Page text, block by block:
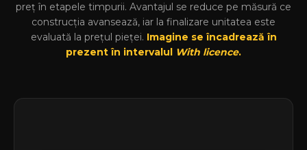
preț în etapele timpurii. Avantajul se reduce pe măsură ce
construcția avansează, iar la finalizare unitatea este
evaluată la prețul pieței. Imagine se încadrează în
prezent în intervalul With licence.